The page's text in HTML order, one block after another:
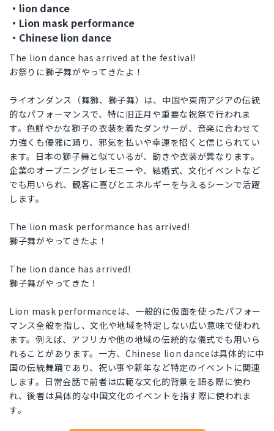
・lion dance
・Lion mask performance
・Chinese lion dance
The lion dance has arrived at the festival!
お祭りに獅子舞がやってきたよ！
ライオンダンス（舞獅、獅子舞）は、中国や東南アジアの伝統
的なパフォーマンスで、特に旧正月や重要な祝祭で行われま
す。色鮮やかな獅子の衣装を着たダンサーが、音楽に合わせて
力強くも優雅に踊り、邪気を払いや幸運を招くと信じられてい
ます。日本の獅子舞と似ているが、動きや衣装が異なります。
企業のオープニングセレモニーや、結婚式、文化イベントなど
でも用いられ、観客に喜びとエネルギーを与えるシーンで活躍
します。
The lion mask performance has arrived!
獅子舞がやってきたよ！
The lion dance has arrived!
獅子舞がやってきた！
Lion mask performanceは、一般的に仮面を使ったパフォー
マンス全般を指し、文化や地域を特定しない広い意味で使われ
ます。例えば、アフリカや他の地域の伝統的な儀式でも用いら
れることがあります。一方、Chinese lion danceは具体的に中
国の伝統舞踊であり、祝い事や新年など特定のイベントに関連
します。日常会話で前者は広範な文化的背景を語る際に使わ
れ、後者は具体的な中国文化のイベントを指す際に使われま
す。